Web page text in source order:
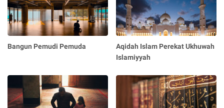
Bangun Pemudi Pemuda
Aqidah Islam Perekat Ukhuwah
Islamiyyah